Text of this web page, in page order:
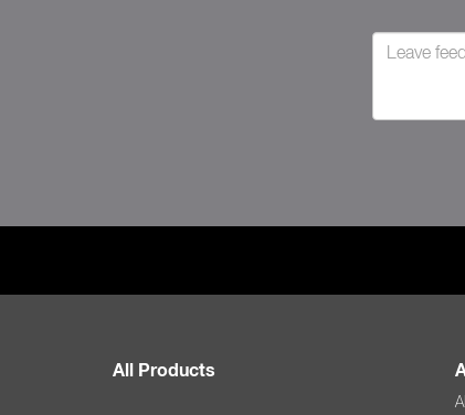
All Products